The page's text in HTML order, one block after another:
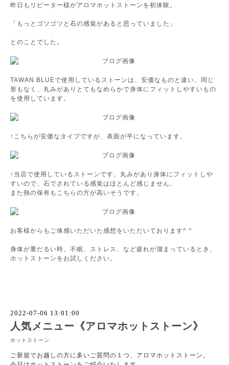
昨日もリピーター様がアロマホットストーンを初体験。
「もっとゴツゴツと石の感覚があると思っていました」
とのことでした。
TAWAN BLUEで使用しているストーンは、安価なものと違い、同じ
形もなく、丸みがありとてもなめらかで身体にフィットしやすいもの
を使用しています。
↑こちらが安価なタイプですが、表面が平になっています。
↑当店で使用しているストーンです。丸みがあり身体にフィットしや
すいので、石でされている感覚はほとんど感じません。
また熱の保有もこちらの方が高いそうです。
お客様からもご体感いただいた感想をいただいております^ ^
身体が重だるい時、不眠、ストレス、など疲れが溜まっているとき、
ホットストーンをお試しください。
2022-07-06 13:01:00
人気メニュー《アロマホットストーン》
ホットストーン
ご新規でお越しの方に多いご質問の１つ、アロマホットストーン。